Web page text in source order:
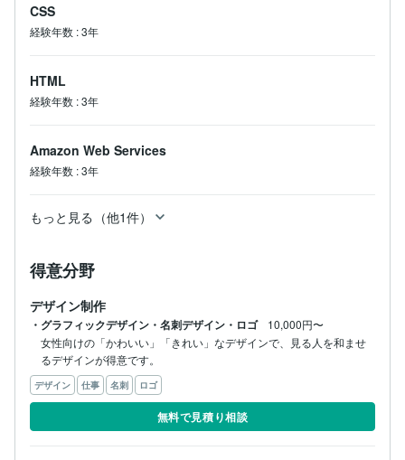
CSS
経験年数 :3年
HTML
経験年数 :3年
Amazon Web Services
経験年数 :3年
もっと見る（他1件）
得意分野
デザイン制作
・グラフィックデザイン・名刺デザイン・ロゴ
10,000円〜
女性向けの「かわいい」「きれい」なデザインで、見る人を和ませ
るデザインが得意です。
デザイン 仕事 名刺 ロゴ
無料で見積り相談